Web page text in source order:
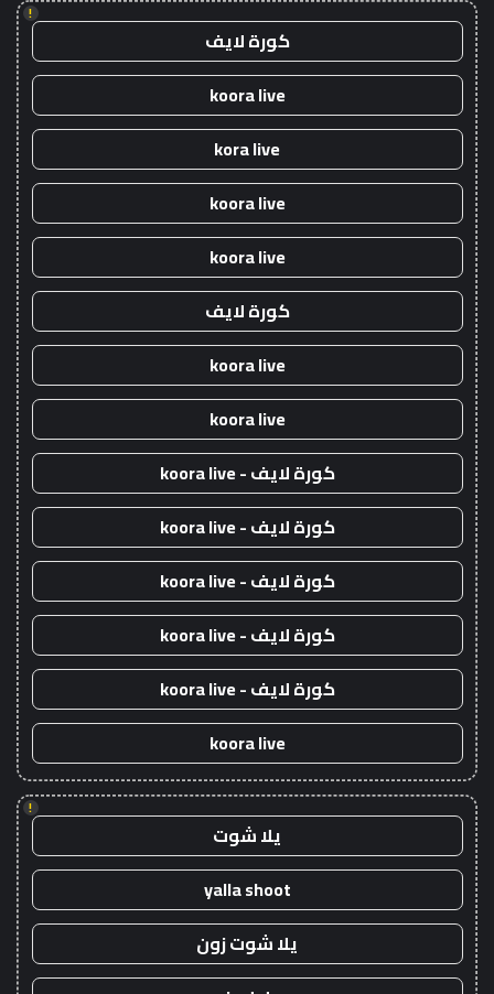
!
كورة لايف
koora live
kora live
koora live
koora live
كورة لايف
koora live
koora live
كورة لايف - koora live
كورة لايف - koora live
كورة لايف - koora live
كورة لايف - koora live
كورة لايف - koora live
koora live
!
يلا شوت
yalla shoot
يلا شوت زون